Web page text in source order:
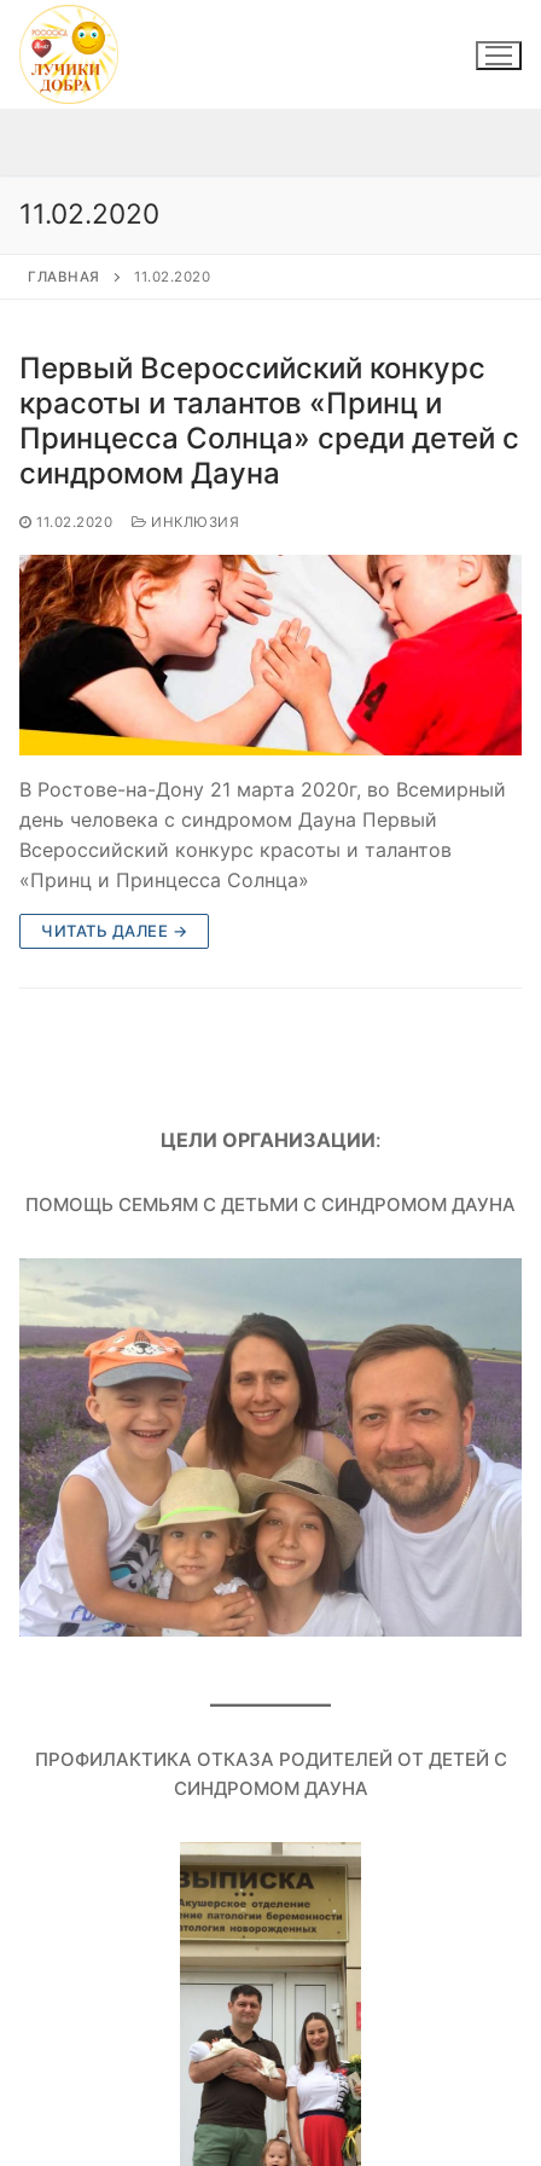
Перейти
содержимому
11.02.2020
ГЛАВНАЯ 11.02.2020
Первый Всероссийский конкурс
красоты и талантов «Принц и
Принцесса Солнца» среди детей с
синдромом Дауна
11.02.2020 ИНКЛЮЗИЯ
В Ростове-на-Дону 21 марта 2020г, во Всемирный
день человека с синдромом Дауна Первый
Всероссийский конкурс красоты и талантов
«Принц и Принцесса Солнца»
ЧИТАТЬ ДАЛЕЕ →
ЦЕЛИ ОРГАНИЗАЦИИ:
ПОМОЩЬ СЕМЬЯМ С ДЕТЬМИ С СИНДРОМОМ ДАУНА
ПРОФИЛАКТИКА ОТКАЗА РОДИТЕЛЕЙ ОТ ДЕТЕЙ С
СИНДРОМОМ ДАУНА